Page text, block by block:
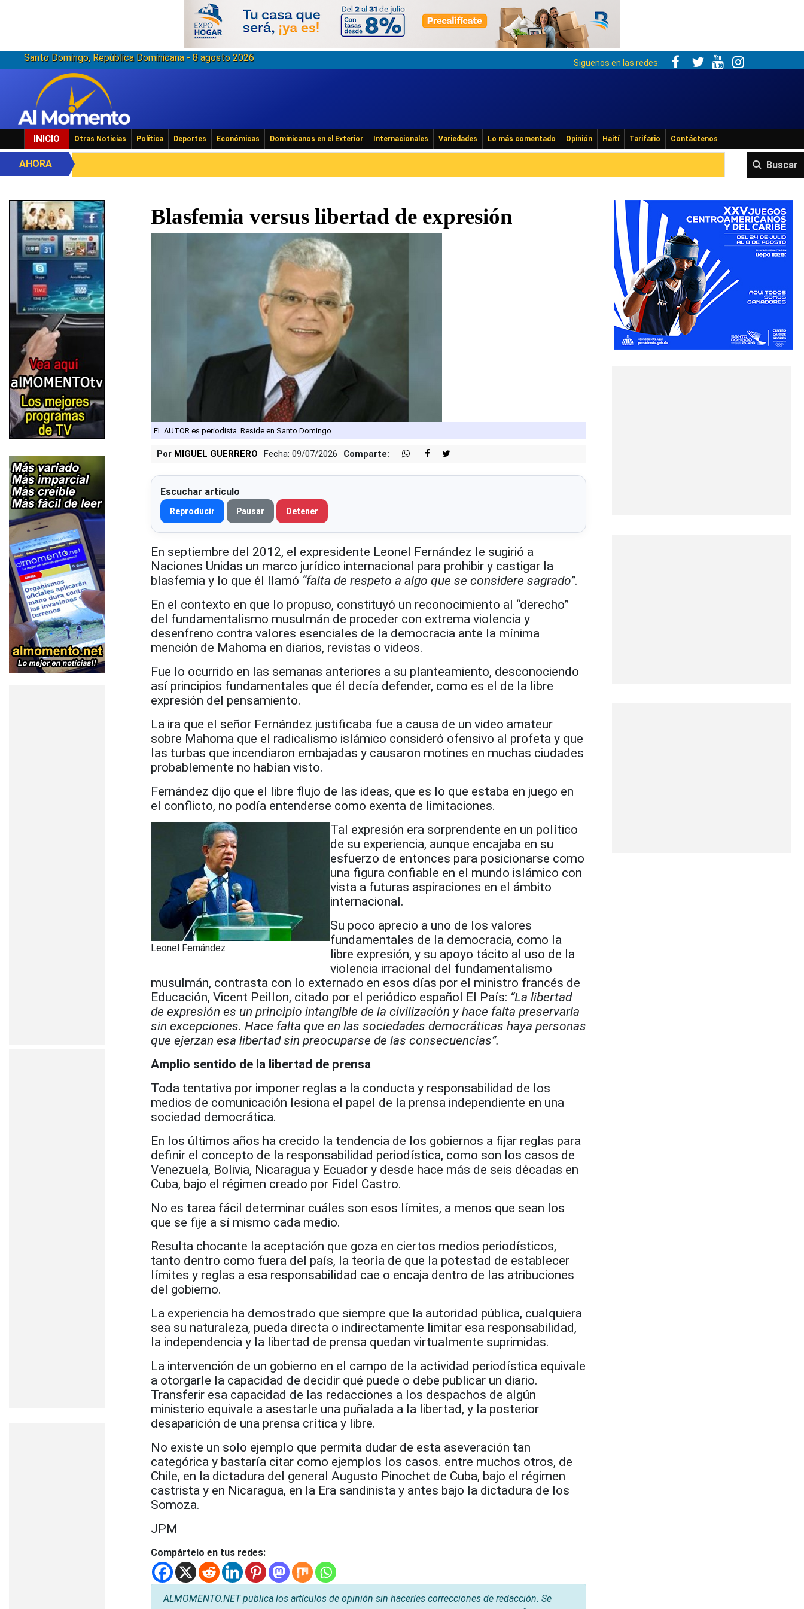
Santo Domingo, República Dominicana - 8 agosto 2026 Siguenos en las redes:
INICIO Otras Noticias Política Deportes Económicas Dominicanos en el Exterior Internacionales Variedades Lo más comentado Opinión Haití Tarifario Contáctenos
Buscar
AHORA
Blasfemia versus libertad de expresión
EL AUTOR es periodista. Reside en Santo Domingo.
Por MIGUEL GUERRERO Fecha: 09/07/2026 Comparte:
Escuchar artículo
Reproducir Pausar Detener
En septiembre del 2012, el expresidente Leonel Fernández le sugirió a
Naciones Unidas un marco jurídico internacional para prohibir y castigar la
blasfemia y lo que él llamó “falta de respeto a algo que se considere sagrado”.
En el contexto en que lo propuso, constituyó un reconocimiento al “derecho”
del fundamentalismo musulmán de proceder con extrema violencia y
desenfreno contra valores esenciales de la democracia ante la mínima
mención de Mahoma en diarios, revistas o videos.
Fue lo ocurrido en las semanas anteriores a su planteamiento, desconociendo
así principios fundamentales que él decía defender, como es el de la libre
expresión del pensamiento.
La ira que el señor Fernández justificaba fue a causa de un video amateur
sobre Mahoma que el radicalismo islámico consideró ofensivo al profeta y que
las turbas que incendiaron embajadas y causaron motines en muchas ciudades
probablemente no habían visto.
Fernández dijo que el libre flujo de las ideas, que es lo que estaba en juego en
el conflicto, no podía entenderse como exenta de limitaciones.
Leonel Fernández
Tal expresión era sorprendente en un político
de su experiencia, aunque encajaba en su
esfuerzo de entonces para posicionarse como
una figura confiable en el mundo islámico con
vista a futuras aspiraciones en el ámbito
internacional.
Su poco aprecio a uno de los valores
fundamentales de la democracia, como la
libre expresión, y su apoyo tácito al uso de la
violencia irracional del fundamentalismo
musulmán, contrasta con lo externado en esos días por el ministro francés de
Educación, Vicent Peillon, citado por el periódico español El País: “La libertad
de expresión es un principio intangible de la civilización y hace falta preservarla
sin excepciones. Hace falta que en las sociedades democráticas haya personas
que ejerzan esa libertad sin preocuparse de las consecuencias”.
Amplio sentido de la libertad de prensa
Toda tentativa por imponer reglas a la conducta y responsabilidad de los
medios de comunicación lesiona el papel de la prensa independiente en una
sociedad democrática.
En los últimos años ha crecido la tendencia de los gobiernos a fijar reglas para
definir el concepto de la responsabilidad periodística, como son los casos de
Venezuela, Bolivia, Nicaragua y Ecuador y desde hace más de seis décadas en
Cuba, bajo el régimen creado por Fidel Castro.
No es tarea fácil determinar cuáles son esos límites, a menos que sean los
que se fije a sí mismo cada medio.
Resulta chocante la aceptación que goza en ciertos medios periodísticos,
tanto dentro como fuera del país, la teoría de que la potestad de establecer
límites y reglas a esa responsabilidad cae o encaja dentro de las atribuciones
del gobierno.
La experiencia ha demostrado que siempre que la autoridad pública, cualquiera
sea su naturaleza, pueda directa o indirectamente limitar esa responsabilidad,
la independencia y la libertad de prensa quedan virtualmente suprimidas.
La intervención de un gobierno en el campo de la actividad periodística equivale
a otorgarle la capacidad de decidir qué puede o debe publicar un diario.
Transferir esa capacidad de las redacciones a los despachos de algún
ministerio equivale a asestarle una puñalada a la libertad, y la posterior
desaparición de una prensa crítica y libre.
No existe un solo ejemplo que permita dudar de esta aseveración tan
categórica y bastaría citar como ejemplos los casos. entre muchos otros, de
Chile, en la dictadura del general Augusto Pinochet de Cuba, bajo el régimen
castrista y en Nicaragua, en la Era sandinista y antes bajo la dictadura de los
Somoza.
JPM
Compártelo en tus redes:
ALMOMENTO.NET publica los artículos de opinión sin hacerles correcciones de redacción. Se